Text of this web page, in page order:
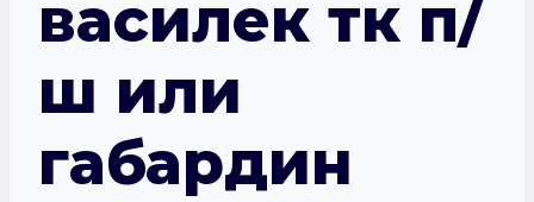
василек тк п/
ш или
габардин